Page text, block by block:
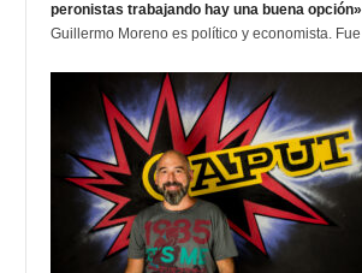
peronistas trabajando hay una buena opción»
Guillermo Moreno es político y economista. Fue